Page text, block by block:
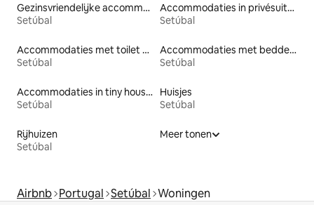
Gezinsvriendelijke accommodaties
Setúbal
Accommodaties in privésuites
Setúbal
Accommodaties met toilet op toegankelijke hoogte
Setúbal
Accommodaties met bedden op toegankelijke hoogte
Setúbal
Accommodaties in tiny houses
Setúbal
Huisjes
Setúbal
Rijhuizen
Setúbal
Meer tonen
Airbnb Portugal Setúbal Woningen